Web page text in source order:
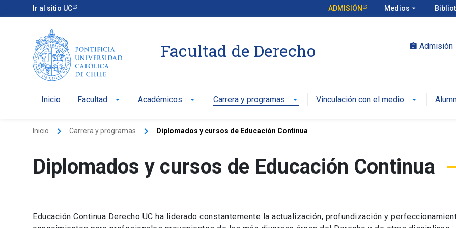
Ir al sitio UC ADMISIÓN Medios arrow_drop_down
Facultad de Derecho assignment Admisión
Inicio Facultad arrow_drop_down Académicos arrow_drop_down Carrera y programas arrow_drop_down Vinculación con el medio arrow_drop_down
Inicio keyboard_arrow_right Carrera y programas keyboard_arrow_right Diplomados y cursos de Educación Continua
Diplomados y cursos de Educación Continua
Educación Continua Derecho UC ha liderado constantemente la actualización, profundización y